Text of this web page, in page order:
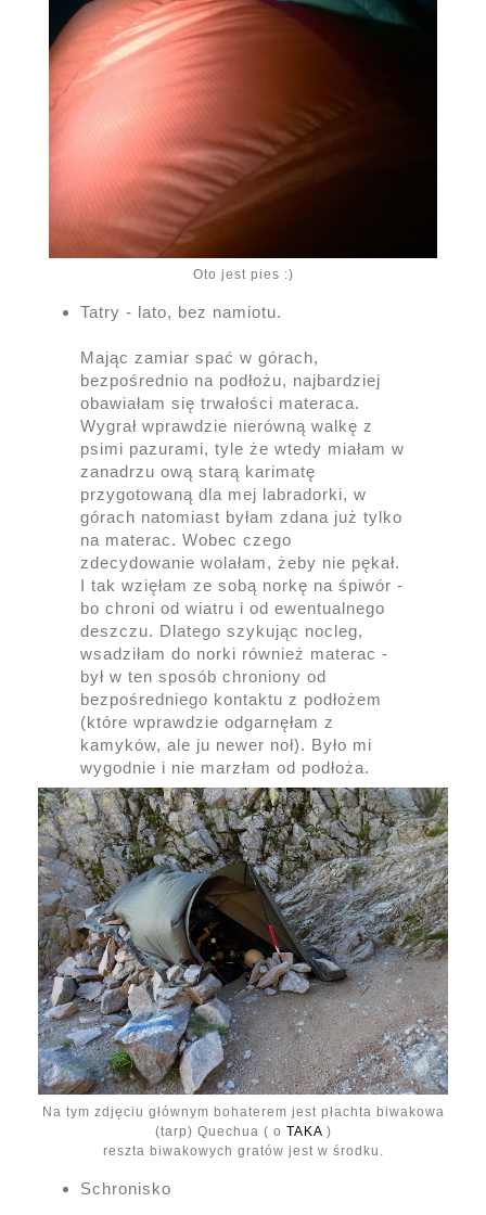
Oto jest pies :)
Tatry - lato, bez namiotu.
Mając zamiar spać w górach,
bezpośrednio na podłożu, najbardziej
obawiałam się trwałości materaca.
Wygrał wprawdzie nierówną walkę z
psimi pazurami, tyle że wtedy miałam w
zanadrzu ową starą karimatę
przygotowaną dla mej labradorki, w
górach natomiast byłam zdana już tylko
na materac. Wobec czego
zdecydowanie wolałam, żeby nie pękał.
I tak wzięłam ze sobą norkę na śpiwór -
bo chroni od wiatru i od ewentualnego
deszczu. Dlatego szykując nocleg,
wsadziłam do norki również materac -
był w ten sposób chroniony od
bezpośredniego kontaktu z podłożem
(które wprawdzie odgarnęłam z
kamyków, ale ju newer noł). Było mi
wygodnie i nie marzłam od podłoża.
Na tym zdjęciu głównym bohaterem jest płachta biwakowa
(tarp) Quechua ( o TAKA)
reszta biwakowych gratów jest w środku.
Schronisko